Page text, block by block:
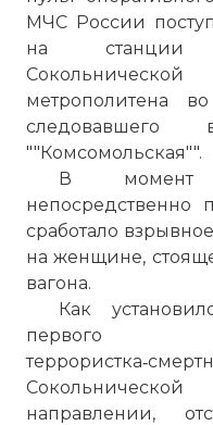
МЧС России
на станции
метрополитена
""Комсомольская"".
В момент
непосредственно
сработало
на женщине,
вагона.
Как
первого
направлении,